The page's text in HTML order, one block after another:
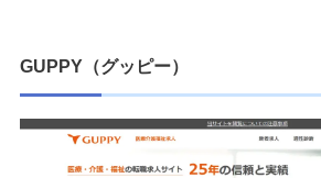
GUPPY（グッピー）